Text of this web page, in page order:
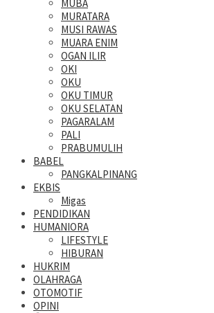
MUBA
MURATARA
MUSI RAWAS
MUARA ENIM
OGAN ILIR
OKI
OKU
OKU TIMUR
OKU SELATAN
PAGARALAM
PALI
PRABUMULIH
BABEL
PANGKALPINANG
EKBIS
Migas
PENDIDIKAN
HUMANIORA
LIFESTYLE
HIBURAN
HUKRIM
OLAHRAGA
OTOMOTIF
OPINI